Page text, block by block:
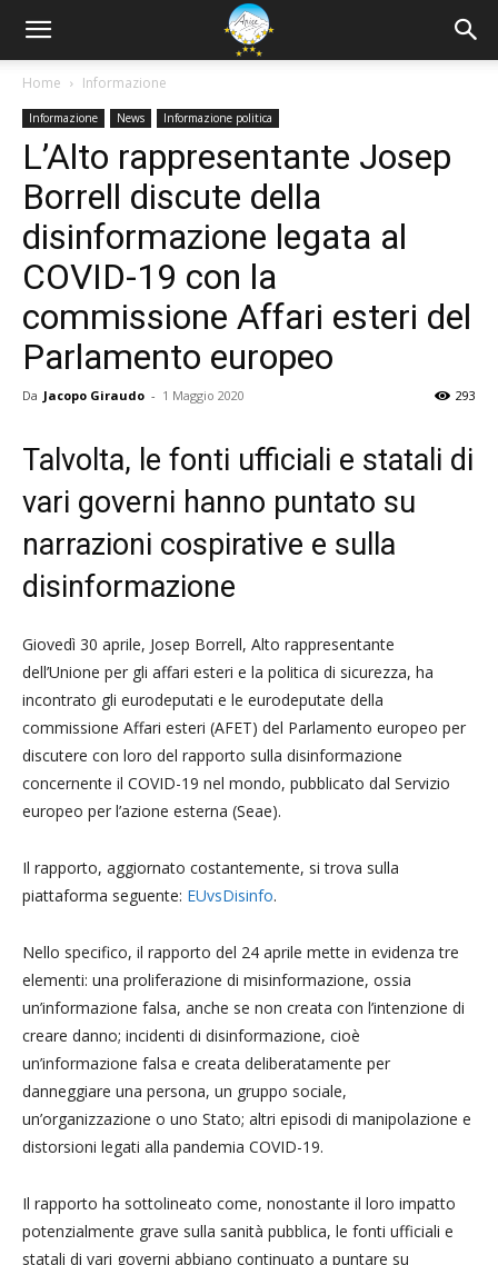
Home Informazione
Informazione News Informazione politica
L’Alto rappresentante Josep
Borrell discute della
disinformazione legata al
COVID-19 con la
commissione Affari esteri del
Parlamento europeo
Da Jacopo Giraudo - 1 Maggio 2020 293
Talvolta, le fonti ufficiali e statali di
vari governi hanno puntato su
narrazioni cospirative e sulla
disinformazione
Giovedì 30 aprile, Josep Borrell, Alto rappresentante
dell’Unione per gli affari esteri e la politica di sicurezza, ha
incontrato gli eurodeputati e le eurodeputate della
commissione Affari esteri (AFET) del Parlamento europeo per
discutere con loro del rapporto sulla disinformazione
concernente il COVID-19 nel mondo, pubblicato dal Servizio
europeo per l’azione esterna (Seae).
Il rapporto, aggiornato costantemente, si trova sulla
piattaforma seguente: EUvsDisinfo.
Nello specifico, il rapporto del 24 aprile mette in evidenza tre
elementi: una proliferazione di misinformazione, ossia
un’informazione falsa, anche se non creata con l’intenzione di
creare danno; incidenti di disinformazione, cioè
un’informazione falsa e creata deliberatamente per
danneggiare una persona, un gruppo sociale,
un’organizzazione o uno Stato; altri episodi di manipolazione e
distorsioni legati alla pandemia COVID-19.
Il rapporto ha sottolineato come, nonostante il loro impatto
potenzialmente grave sulla sanità pubblica, le fonti ufficiali e
statali di vari governi abbiano continuato a puntare su